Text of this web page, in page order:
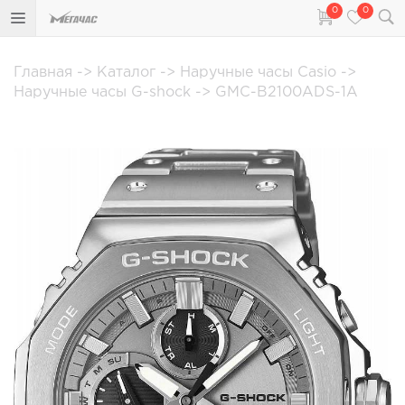
0 0
Главная -> Каталог -> Наручные часы Casio ->
Наручные часы G-shock -> GMC-B2100ADS-1A